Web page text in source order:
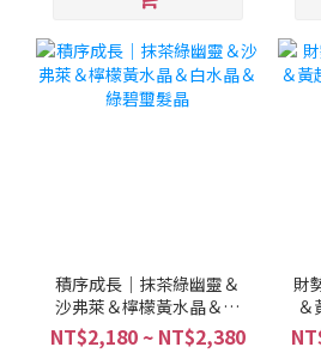
積序成長｜抹茶綠幽靈＆
沙弗萊＆檸檬黃水晶＆白
水晶＆綠碧璽髮晶
NT$2,180 ~ NT$2,380
財
＆